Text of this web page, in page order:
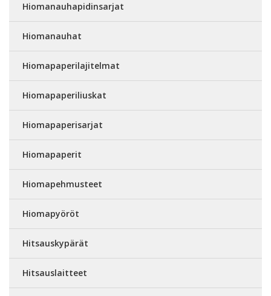
Hiomanauhapidinsarjat
Hiomanauhat
Hiomapaperilajitelmat
Hiomapaperiliuskat
Hiomapaperisarjat
Hiomapaperit
Hiomapehmusteet
Hiomapyöröt
Hitsauskypärät
Hitsauslaitteet